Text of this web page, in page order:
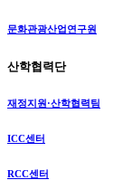
문화관광산업연구원
산학협력단
재정지원·산학협력팀
ICC센터
RCC센터